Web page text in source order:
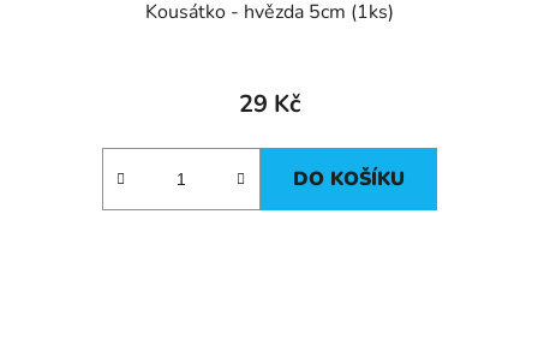
Kousátko - hvězda 5cm (1ks)
29 Kč
DO KOŠÍKU